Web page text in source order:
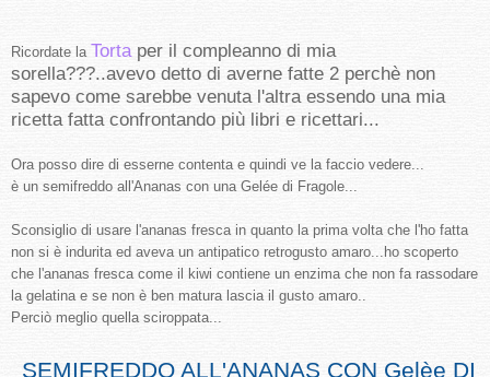
Ricordate la Tortaper il compleanno di mia
sorella???..avevo detto di averne fatte 2 perchè non
sapevo come sarebbe venuta l'altra essendo una mia
ricetta fatta confrontando più libri e ricettari...
Ora posso dire di esserne contenta e quindi ve la faccio vedere...
è un semifreddo all'Ananas con una Gelée di Fragole...
Sconsiglio di usare l'ananas fresca in quanto la prima volta che l'ho fatta
non si è indurita ed aveva un antipatico retrogusto amaro...ho scoperto
che l'ananas fresca come il kiwi contiene un enzima che non fa rassodare
la gelatina e se non è ben matura lascia il gusto amaro..
Perciò meglio quella sciroppata...
SEMIFREDDO ALL'ANANAS CON Gelèe DI